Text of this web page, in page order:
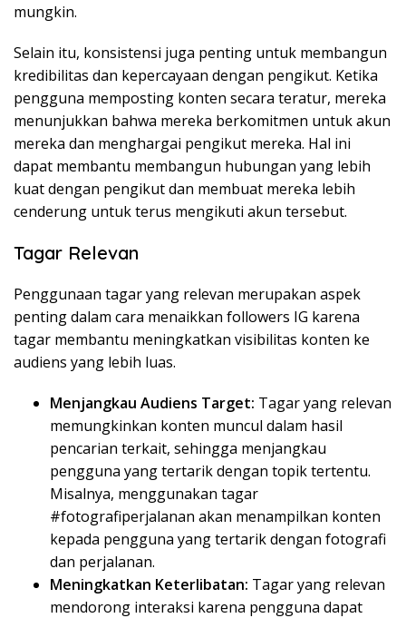
mungkin.
Selain itu, konsistensi juga penting untuk membangun
kredibilitas dan kepercayaan dengan pengikut. Ketika
pengguna memposting konten secara teratur, mereka
menunjukkan bahwa mereka berkomitmen untuk akun
mereka dan menghargai pengikut mereka. Hal ini
dapat membantu membangun hubungan yang lebih
kuat dengan pengikut dan membuat mereka lebih
cenderung untuk terus mengikuti akun tersebut.
Tagar Relevan
Penggunaan tagar yang relevan merupakan aspek
penting dalam cara menaikkan followers IG karena
tagar membantu meningkatkan visibilitas konten ke
audiens yang lebih luas.
Menjangkau Audiens Target: Tagar yang relevan
memungkinkan konten muncul dalam hasil
pencarian terkait, sehingga menjangkau
pengguna yang tertarik dengan topik tertentu.
Misalnya, menggunakan tagar
#fotografiperjalanan akan menampilkan konten
kepada pengguna yang tertarik dengan fotografi
dan perjalanan.
Meningkatkan Keterlibatan: Tagar yang relevan
mendorong interaksi karena pengguna dapat